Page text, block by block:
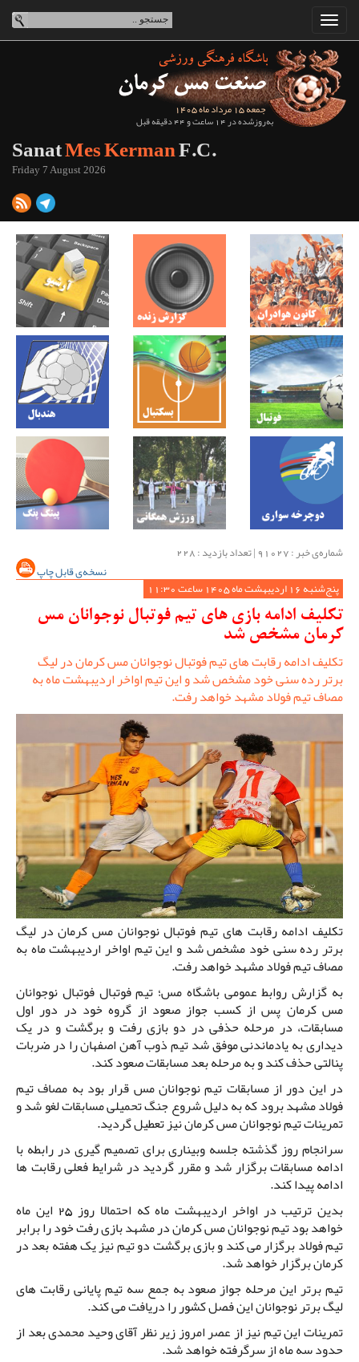
جمعه 15 مرداد ماه 1405
به‌روزشده در 14 ساعت و 44 دقیقه قبل
SanatMes KermanF.C.
Friday 7 August 2026
شماره‌ی خبر : ‌91027 | تعداد بازدید : 228
نسخه‌ی قابل چاپ
پنج‌شنبه 16 اردیبهشت ماه 1405 ساعت 11:30
تکلیف ادامه بازی های تیم فوتبال نوجوانان مس
کرمان مشخص شد
تکلیف ادامه رقابت های تیم فوتبال نوجوانان مس کرمان در لیگ
برتر رده سنی خود مشخص شد و این تیم اواخر اردیبهشت ماه به
مصاف تیم فولاد مشهد خواهد رفت.
تکلیف ادامه رقابت های تیم فوتبال نوجوانان مس کرمان در لیگ
برتر رده سنی خود مشخص شد و این تیم اواخر اردیبهشت ماه به
مصاف تیم فولاد مشهد خواهد رفت.
به گزارش روابط عمومی باشگاه مس؛ تیم فوتبال فوتبال نوجوانان
مس کرمان پس از کسب جواز صعود از گروه خود در دور اول
مسابقات، در مرحله حذفی در دو بازی رفت و برگشت و در یک
دیداری به یادماندنی موفق شد تیم ذوب آهن اصفهان را در ضربات
پنالتی حذف کند و به مرحله بعد مسابقات صعود کند.
در این دور از مسابقات تیم نوجوانان مس قرار بود به مصاف تیم
فولاد مشهد برود که به دلیل شروع جنگ تحمیلی مسابقات لغو شد و
تمرینات تیم نوجوانان مس کرمان نیز تعطیل گردید.
سرانجام روز گذشته جلسه وبیناری برای تصمیم گیری در رابطه با
ادامه مسابقات برگزار شد و مقرر گردید در شرایط فعلی رقابت ها
ادامه پیدا کند.
بدین ترتیب در اواخر اردیبهشت ماه که احتمالا روز 25 این ماه
خواهد بود تیم نوجوانان مس کرمان در مشهد بازی رفت خود را برابر
تیم فولاد برگزار می کند و بازی برگشت دو تیم نیز یک هفته بعد در
کرمان برگزار خواهد شد.
تیم برتر این مرحله جواز صعود به جمع سه تیم پایانی رقابت های
لیگ برتر نوجوانان این فصل کشور را دریافت می کند.
تمرینات این تیم نیز از عصر امروز زیر نظر آقای وحید محمدی بعد از
حدود سه ماه از سرگرفته خواهد شد.